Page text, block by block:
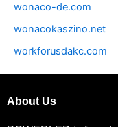
wonaco-de.com
wonacokaszino.net
workforusdakc.com
About Us